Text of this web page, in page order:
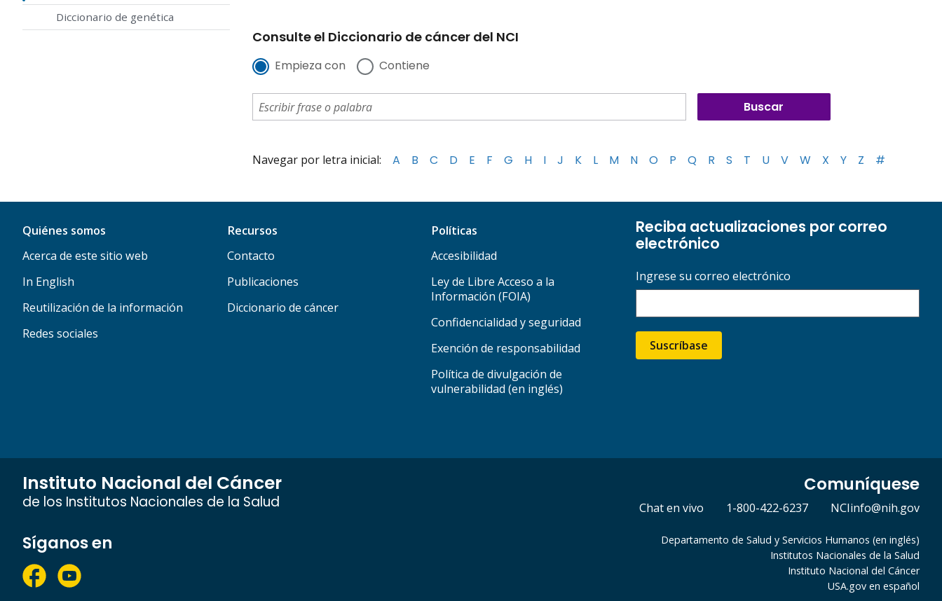
Diccionario de genética
Consulte el Diccionario de cáncer del NCI
Empieza con Contiene
Navegar por letra inicial: A B C D E F G H I J K L M N O P Q R S T U V W X Y Z #
Quiénes somos
Acerca de este sitio web
In English
Reutilización de la información
Redes sociales
Recursos
Contacto
Publicaciones
Diccionario de cáncer
Políticas
Accesibilidad
Ley de Libre Acceso a la
Información (FOIA)
Confidencialidad y seguridad
Exención de responsabilidad
Política de divulgación de
vulnerabilidad (en inglés)
Reciba actualizaciones por correo
electrónico
Ingrese su correo electrónico
Suscríbase
Instituto Nacional del Cáncer
de los Institutos Nacionales de la Salud
Comuníquese
Chat en vivo 1-800-422-6237 NCIinfo@nih.gov
Síganos en
Departamento de Salud y Servicios Humanos (en inglés)
Institutos Nacionales de la Salud
Instituto Nacional del Cáncer
USA.gov en español